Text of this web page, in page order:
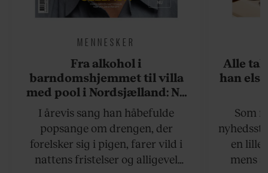
MENNESKER
Fra alkohol i
barndomshjemmet til villa
med pool i Nordsjælland: Nu
skal du høre sandheden om
Rasmus Seebach
I årevis sang han håbefulde
popsange om drengen, der
forelsker sig i pigen, farer vild i
nattens fristelser og alligevel
Alle
han
Som
en lille
mens